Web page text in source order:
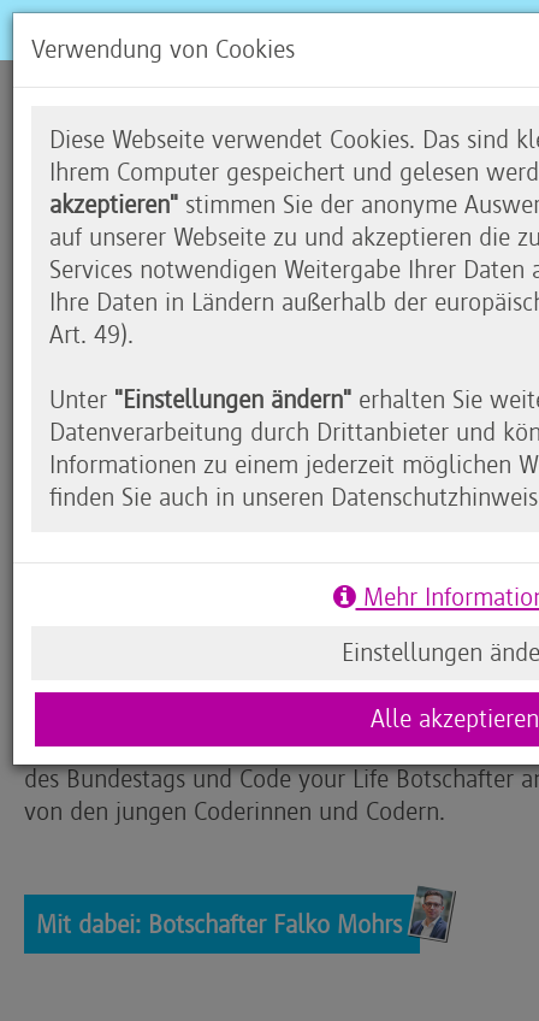
Wolfsburg
Laagbergschule am 26. März 2019
Der Code your Life Tourbus rollte weiter und
Jungen der vierte Klassenstufe an der
Gepäck war natürlich auch wieder die Turtle,
Schülern bei Code your Life für das
An der Ganztagsgrundschule mit
Nach einer spielerischen Einführung in die
waren die Kinder begeistert davon, wie schnell
der Laagbergschule einmal mit der Turtle zu
Schülerinnen und Schüler besonders gefallen.
des Bundestags und Code your Life Botschafter
von den jungen Coderinnen und Codern.
Mit dabei: Botschafter Falko Mohrs
Verwendung von Cookies
Diese Webseite verwendet Cookies. Das sind
Ihrem Computer gespeichert und gelesen
akzeptieren" stimmen Sie der anonyme
auf unserer Webseite zu und akzeptieren die
Services notwendigen Weitergabe Ihrer
Ihre Daten in Ländern außerhalb der
Art. 49).
Unter "Einstellungen ändern" erhalten Sie
Datenverarbeitung durch Drittanbieter und
Informationen zu einem jederzeit möglichen
finden Sie auch in unseren
Mehr
Einstellungen
Alle akzeptieren